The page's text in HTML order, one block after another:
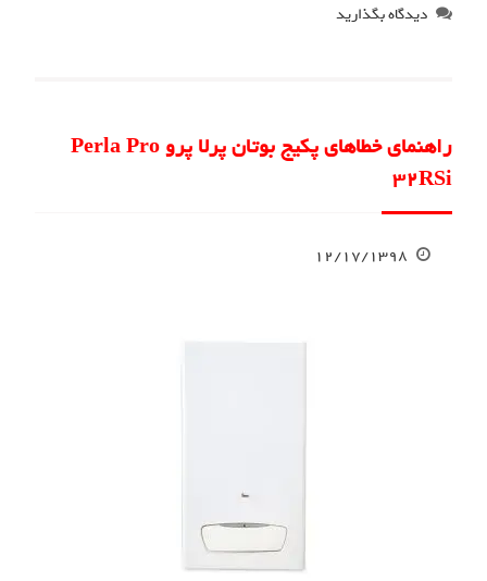
دیدگاه بگذارید
راهنمای خطاهای پکیج بوتان پرلا پرو Perla Pro
32RSi
۱۲/۱۷/۱۳۹۸